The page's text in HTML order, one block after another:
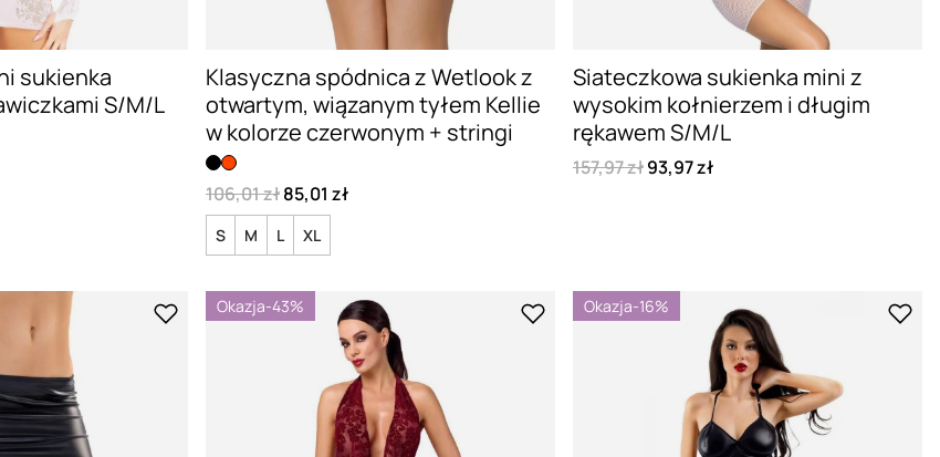
sukienka
S/M/L
Klasyczna spódnica z Wetlook z
otwartym, wiązanym tyłem Kellie
w kolorze czerwonym + stringi
106,01 zł85,01 zł
S M L XL
Siateczkowa sukienka mini z
wysokim kołnierzem i długim
rękawem S/M/L
157,97 zł93,97 zł
Okazja-43% Okazja-16%